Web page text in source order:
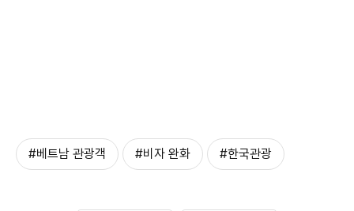
#베트남 관광객 #비자 완화 #한국관광